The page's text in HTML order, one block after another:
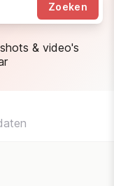
Zoeken
& video's